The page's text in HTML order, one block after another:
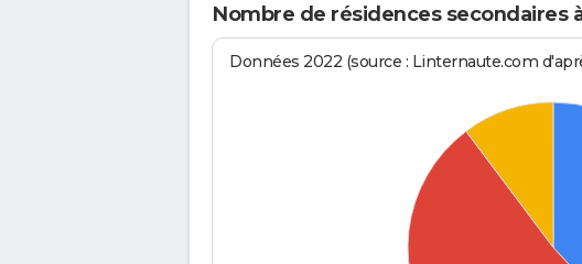
Nombre de résidences secondaires
Données 2022 (source : Linternaute.com